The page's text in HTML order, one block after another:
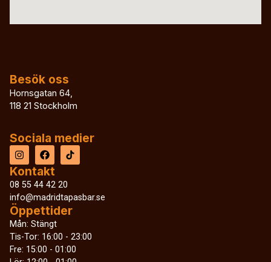
Besök oss
Hornsgatan 64,
118 21 Stockholm
Sociala medier
Kontakt
08 55 44 42 20
info@madridtapasbar.se
Öppettider
Mån: Stängt
Tis-Tor: 16:00 - 23:00
Fre: 15:00 - 01:00